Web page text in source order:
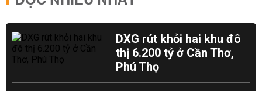
DXG rút khỏi hai khu đô
thị 6.200 tỷ ở Cần Thơ,
Phú Thọ